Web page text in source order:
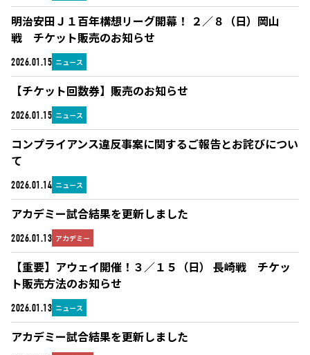
2026.01.15 ニュース
明治安田Ｊ１百年構想リーグ開幕！ ２／８（日）岡山
戦 チケット販売のお知らせ
2026.01.15 ニュース
【チケット回数券】販売のお知らせ
2026.01.14 ニュース
コンプライアンス違反事案に関するご報告とお詫びについ
て
2026.01.13 アカデミー
アカデミー試合結果を更新しました
2026.01.13 ニュース
【重要】アウェイ開催！３／１５（日） 長崎戦 チケッ
ト販売方法のお知らせ
アカデミー試合結果を更新しました